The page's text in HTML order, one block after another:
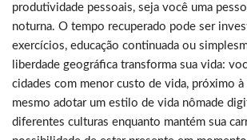
produtividade pessoais, seja você uma
noturna. O tempo recuperado pode ser
exercícios, educação continuada ou
liberdade geográfica transforma sua vida:
cidades com menor custo de vida, próximo à
mesmo adotar um estilo de vida nômade
diferentes culturas enquanto mantém sua